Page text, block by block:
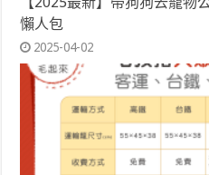
懶人包
2025-04-02